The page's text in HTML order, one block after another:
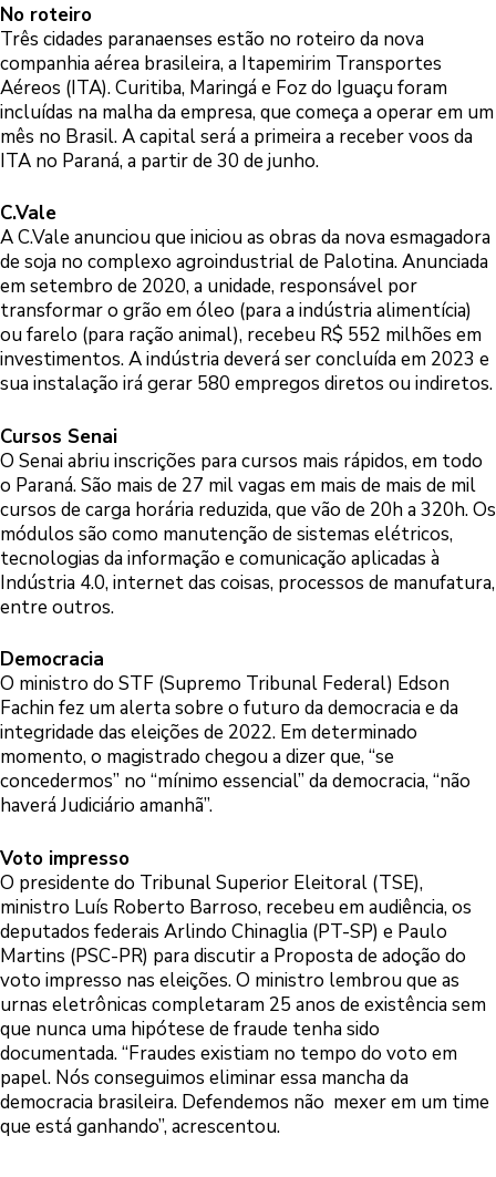
No roteiro
Três cidades paranaenses estão no roteiro da nova
companhia aérea brasileira, a Itapemirim Transportes
Aéreos (ITA). Curitiba, Maringá e Foz do Iguaçu foram
incluídas na malha da empresa, que começa a operar em um
mês no Brasil. A capital será a primeira a receber voos da
ITA no Paraná, a partir de 30 de junho.
C.Vale
A C.Vale anunciou que iniciou as obras da nova esmagadora
de soja no complexo agroindustrial de Palotina. Anunciada
em setembro de 2020, a unidade, responsável por
transformar o grão em óleo (para a indústria alimentícia)
ou farelo (para ração animal), recebeu R$ 552 milhões em
investimentos. A indústria deverá ser concluída em 2023 e
sua instalação irá gerar 580 empregos diretos ou indiretos.
Cursos Senai
O Senai abriu inscrições para cursos mais rápidos, em todo
o Paraná. São mais de 27 mil vagas em mais de mais de mil
cursos de carga horária reduzida, que vão de 20h a 320h. Os
módulos são como manutenção de sistemas elétricos,
tecnologias da informação e comunicação aplicadas à
Indústria 4.0, internet das coisas, processos de manufatura,
entre outros.
Democracia
O ministro do STF (Supremo Tribunal Federal) Edson
Fachin fez um alerta sobre o futuro da democracia e da
integridade das eleições de 2022. Em determinado
momento, o magistrado chegou a dizer que, “se
concedermos” no “mínimo essencial” da democracia, “não
haverá Judiciário amanhã”.
Voto impresso
O presidente do Tribunal Superior Eleitoral (TSE),
ministro Luís Roberto Barroso, recebeu em audiência, os
deputados federais Arlindo Chinaglia (PT-SP) e Paulo
Martins (PSC-PR) para discutir a Proposta de adoção do
voto impresso nas eleições. O ministro lembrou que as
urnas eletrônicas completaram 25 anos de existência sem
que nunca uma hipótese de fraude tenha sido
documentada. “Fraudes existiam no tempo do voto em
papel. Nós conseguimos eliminar essa mancha da
democracia brasileira. Defendemos não mexer em um time
que está ganhando”, acrescentou.